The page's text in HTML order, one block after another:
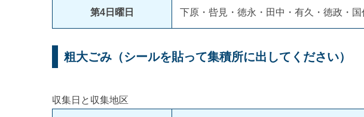
第4日曜日 下原・呰見・徳永・田中・有久・徳政・国
粗大ごみ（シールを貼って集積所に出してください）
収集日と収集地区